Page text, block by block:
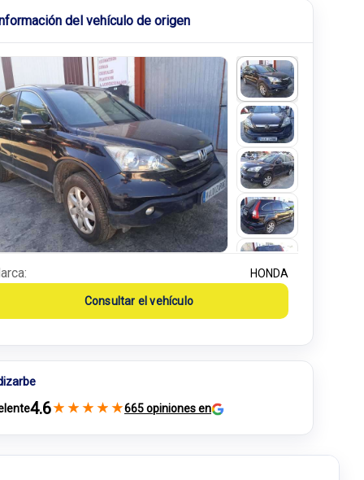
del vehículo de origen
HONDA
Consultar el vehículo
4.6★ ★ ★ ★ ★665 opiniones en